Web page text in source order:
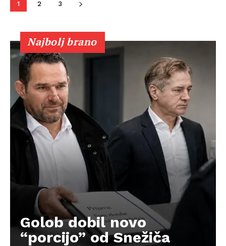
1 2 3
Najbolj brano
Golob dobil novo
“porcijo” od Snežiča